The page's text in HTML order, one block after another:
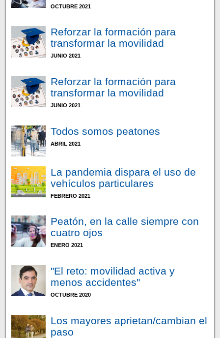
OCTUBRE 2021
Reforzar la formación para
transformar la movilidad
JUNIO 2021
Reforzar la formación para
transformar la movilidad
JUNIO 2021
Todos somos peatones
ABRIL 2021
La pandemia dispara el uso de
vehículos particulares
FEBRERO 2021
Peatón, en la calle siempre con
cuatro ojos
ENERO 2021
"El reto: movilidad activa y
menos accidentes"
OCTUBRE 2020
Los mayores aprietan/cambian el
paso